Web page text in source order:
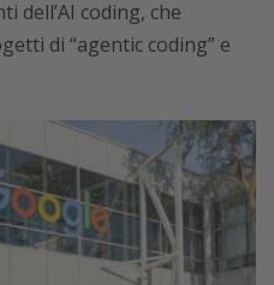
dell’AI coding, che
di “agentic coding” e